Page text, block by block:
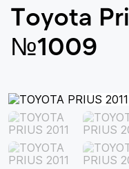
Toyota
№1009